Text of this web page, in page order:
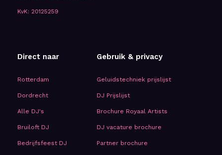
KvK: 20125259
Direct naar
Rotterdam
Dordrecht
Alle DJ's
Bruiloft DJ
Bedrijfsfeest DJ
Gebruik & privacy
Geluidstechniek prijslijst
DJ Prijslijst
Brochure Royaal Artists
DJ vacature brochure
Partner brochure